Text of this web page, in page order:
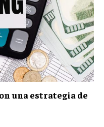
una estrategia de